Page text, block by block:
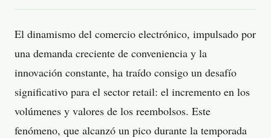
El dinamismo del comercio electrónico, impulsado por
una demanda creciente de conveniencia y la
innovación constante, ha traído consigo un desafío
significativo para el sector retail: el incremento en los
volúmenes y valores de los reembolsos. Este
fenómeno, que alcanzó un pico durante la temporada